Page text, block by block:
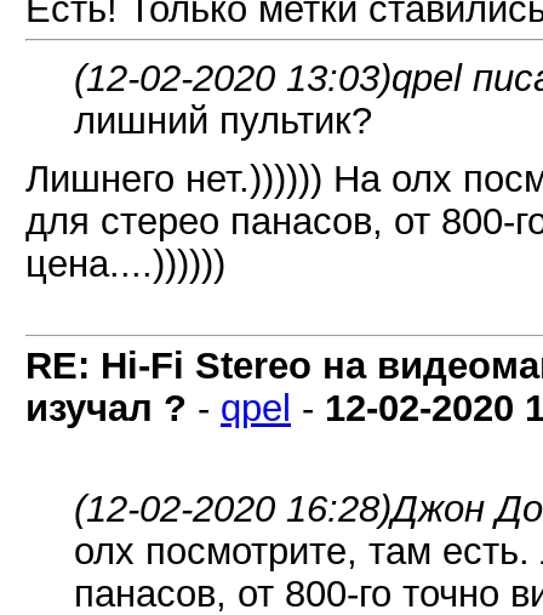
Есть! Только метки
(12-02-2020 13:03)qpel
лишний пультик?
Лишнего нет.)))))) На олх
для стерео панасов, от 800-
цена....))))))
RE: Hi-Fi Stereo на
изучал ? - qpel - 12-02-2020
(12-02-2020 16:28)Джон
олх посмотрите, там
панасов, от 800-го точно